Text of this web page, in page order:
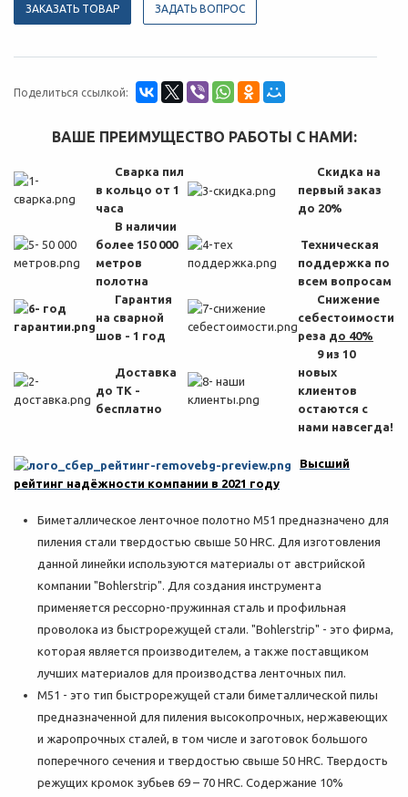
ЗАКАЗАТЬ ТОВАР ЗАДАТЬ ВОПРОС
Поделиться ссылкой:
ВАШЕ ПРЕИМУЩЕСТВО РАБОТЫ С НАМИ:
Сварка пил
в кольцо от 1
часа
Скидка на
первый заказ
до 20%
В наличии
более 150 000
метров
полотна
Техническая
поддержка по
всем вопросам
Гарантия
на сварной
шов - 1 год
Снижение
себестоимости
реза до 40%
Доставка
до ТК -
бесплатно
9 из 10
новых
клиентов
остаются с
нами навсегда!
Высший
рейтинг надёжности компании в 2021 году
Биметаллическое ленточное полотно M51 предназначено для
пиления стали твердостью свыше 50 HRC. Для изготовления
данной линейки используются материалы от австрийской
компании "Bohlerstrip". Для создания инструмента
применяется рессорно-пружинная сталь и профильная
проволока из быстрорежущей стали. "Bohlerstrip" - это фирма,
которая является производителем, а также поставщиком
лучших материалов для производства ленточных пил.
M51 - это тип быстрорежущей стали биметаллической пилы
предназначенной для пиления высокопрочных, нержавеющих
и жаропрочных сталей, в том числе и заготовок большого
поперечного сечения и твердостью свыше 50 HRC. Твердость
режущих кромок зубьев 69 – 70 HRC. Содержание 10%